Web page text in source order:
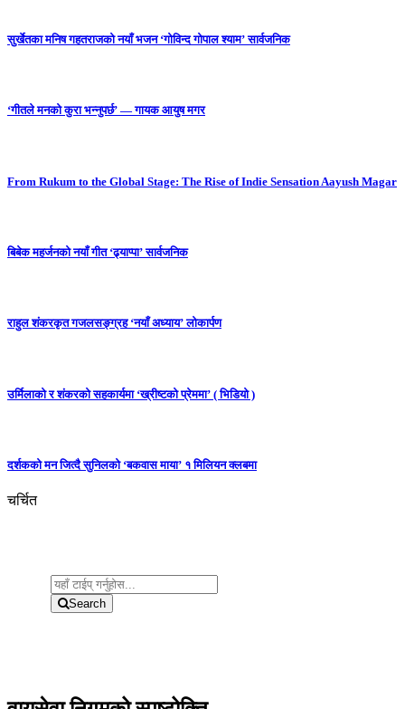
सुर्खेतका मनिष गहतराजको नयाँ भजन ‘गोविन्द गोपाल श्याम’ सार्वजनिक
‘गीतले मनको कुरा भन्नुपर्छ’ — गायक आयुष मगर
From Rukum to the Global Stage: The Rise of Indie Sensation Aayush Magar
बिबेक महर्जनको नयाँ गीत ‘ढ्याप्पा’ सार्वजनिक
राहुल शंकरकृत गजलसङ्ग्रह ‘नयाँ अध्याय’ लोकार्पण
उर्मिलाको र शंकरको सहकार्यमा ‘ख्रीष्टको प्रेममा’ ( भिडियो )
दर्शकको मन जित्दै सुनिलको ‘बकवास माया’ १ मिलियन क्लबमा
चर्चित
Search